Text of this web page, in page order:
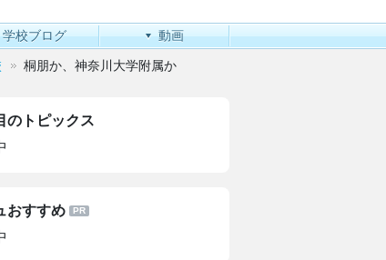
学校ブログ 動画
桐朋か、神奈川大学附属か
のトピックス
おすすめ